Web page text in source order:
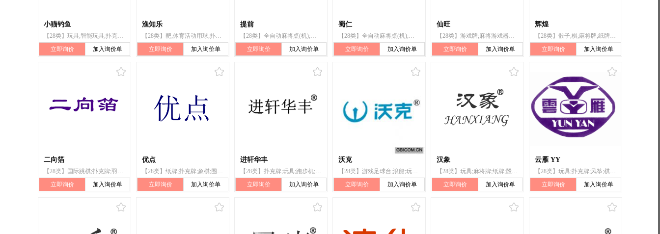
小猫钓鱼
【28类】玩具;智能玩具;扑克牌;棋
立即询价
加入询价单
渔知乐
【28类】靶;体育活动用球;扑克牌
立即询价
加入询价单
提前
【28类】全自动麻将桌(机);棋;纸牌;扑克牌;骰子杯
立即询价
加入询价单
蜀仁
【28类】全自动麻将桌(机);棋;纸牌;扑克牌;骰子杯
立即询价
加入询价单
仙旺
【28类】游戏牌;麻将游戏器具;全自动麻将桌;棋;智能玩具;游戏机;麻将牌;扑克牌;锻炼身体器械;普通扑克牌
立即询价
加入询价单
辉煌
【28类】骰子;棋;麻将牌;纸牌;扑克牌;全自动麻将桌(机)
立即询价
加入询价单
二向箔
【28类】国际跳棋;扑克牌;羽毛球;箭弓;拳击手套;钓鱼用具
立即询价
加入询价单
优点
【28类】纸牌;扑克牌;象棋;围棋;体育活动器械;台球;娱乐场用视频游戏机;棋
立即询价
加入询价单
进轩华丰
【28类】扑克牌;玩具;跑步机;棋;骰子;跳绳;乒乓球拍;羽毛球;射箭用器具;旱冰鞋
立即询价
加入询价单
沃克
【28类】游戏足球台;浪船;玩具;棋盘(国际象棋);扑克牌;钓具;箭弓
立即询价
加入询价单
汉象
【28类】玩具;麻将牌;纸牌;骰子;扑克牌;棋;运动用球;滑板;雪鞋;钓鱼用具
立即询价
加入询价单
云雁 YY
【28类】玩具;扑克牌;风筝;棋;麻将牌;羽毛球拍;锻炼身体器械;箭弓;滑板;钓具
立即询价
加入询价单